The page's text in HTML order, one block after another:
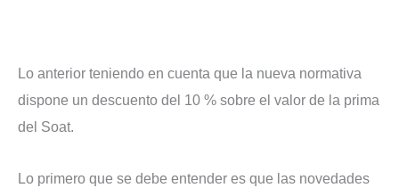
Lo anterior teniendo en cuenta que la nueva normativa
dispone un descuento del 10 % sobre el valor de la prima
del Soat.
Lo primero que se debe entender es que las novedades